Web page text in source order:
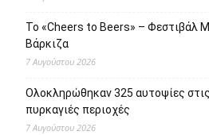
Το «Cheers to Beers» – Φεστιβάλ
Βάρκιζα
7 Αυγούστου 2026
Ολοκληρώθηκαν 325 αυτοψίες
πυρκαγιές περιοχές
7 Αυγούστου 2026